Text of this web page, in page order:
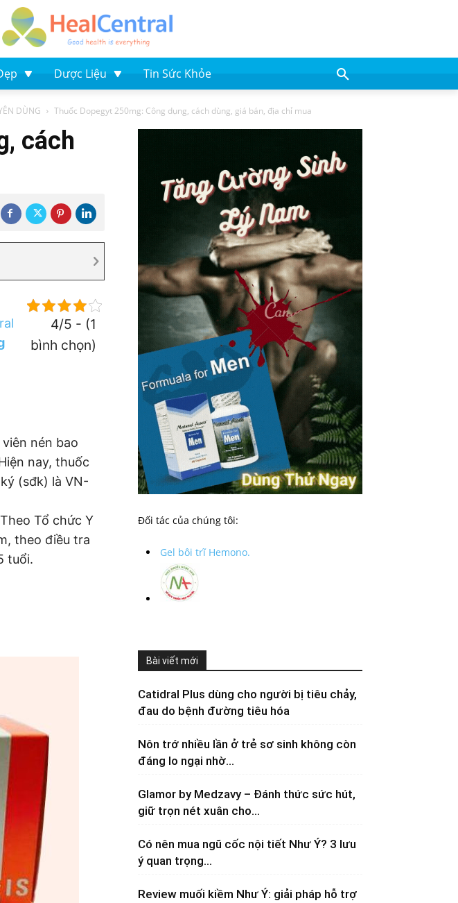
Dược Liệu Tin Sức Khỏe
DÙNG Thuốc Dopegyt 250mg: Công dụng, cách dùng, giá bán, địa chỉ mua
cách
4/5 - (1
bình chọn)
nén bao
nay, thuốc
(sđk) là VN-
Tổ chức Y
theo điều tra
tuổi.
Đối tác của chúng tôi:
Gel bôi trĩ Hemono.
Bài viết mới
Catidral Plus dùng cho người bị tiêu chảy,
đau do bệnh đường tiêu hóa
Nôn trớ nhiều lần ở trẻ sơ sinh không còn
đáng lo ngại nhờ...
Glamor by Medzavy – Đánh thức sức hút,
giữ trọn nét xuân cho...
Có nên mua ngũ cốc nội tiết Như Ý? 3 lưu
ý quan trọng...
Review muối kiềm Như Ý: giải pháp hỗ trợ